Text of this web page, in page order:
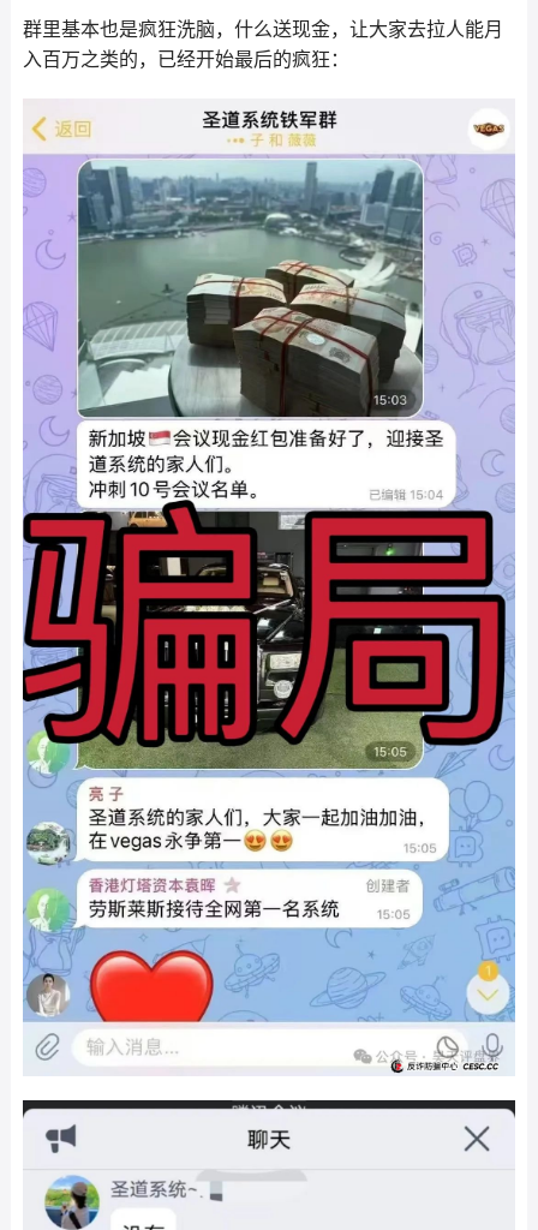
群里基本也是疯狂洗脑，什么送现金，让大家去拉人能月
入百万之类的，已经开始最后的疯狂：